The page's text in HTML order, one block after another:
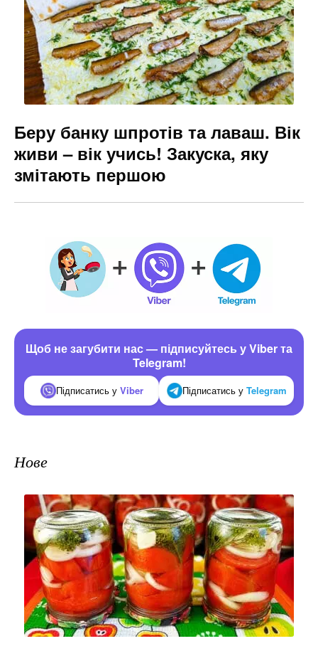
Беру банку шпротів та лаваш. Вік
живи – вік учись! Закуска, яку
змітають першою
Щоб не загубити нас — підписуйтесь у Viber та
Telegram!
Підписатись у Viber Підписатись у Telegram
Нове